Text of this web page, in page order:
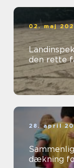
02. maj
Landinspektør
den rette
28. april
dækning